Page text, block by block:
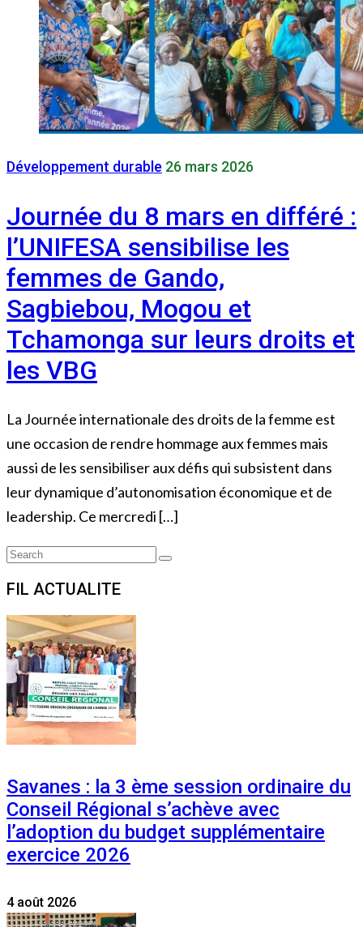
Développement durable 26 mars 2026
Journée du 8 mars en différé :
l’UNIFESA sensibilise les
femmes de Gando,
Sagbiebou, Mogou et
Tchamonga sur leurs droits et
les VBG
La Journée internationale des droits de la femme est
une occasion de rendre hommage aux femmes mais
aussi de les sensibiliser aux défis qui subsistent dans
leur dynamique d’autonomisation économique et de
leadership. Ce mercredi […]
Search
Search
FIL ACTUALITE
Savanes : la 3 ème session ordinaire du
Conseil Régional s’achève avec
l’adoption du budget supplémentaire
exercice 2026
4 août 2026